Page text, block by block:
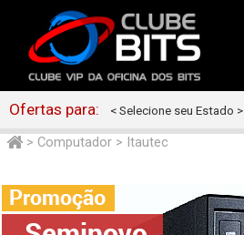
Ofertas para: < Selecione seu Estado >
> Computador > Itautec